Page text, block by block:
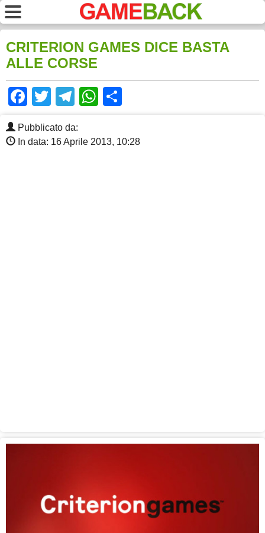
CRITERION GAMES DICE BASTA
ALLE CORSE
Facebook
TwitterTelegram
WhatsApp
Pubblicato da:
In data: 16 Aprile 2013, 10:28